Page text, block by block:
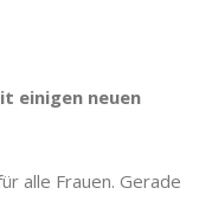
einigen neuen
alle Frauen. Gerade